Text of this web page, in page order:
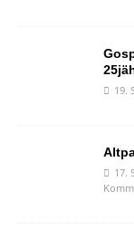
19.
17.